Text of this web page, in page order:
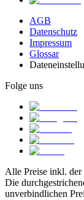
AGB
Datenschutz
Impressum
Glossar
Folge uns
Alle Preise inkl.
Die
unverbindlichen